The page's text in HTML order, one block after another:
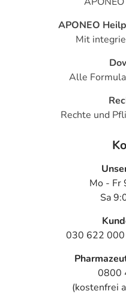
APONEO
Mit
Alle
Rechte und
Mo - Fr
Sa
030 622
0800
(kostenfrei